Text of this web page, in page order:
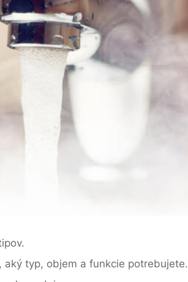
aký typ, objem a funkcie potrebujete.